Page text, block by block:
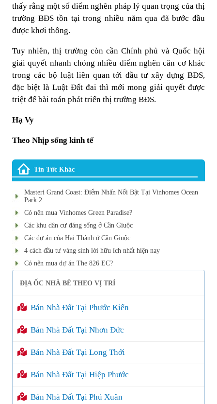
thấy rằng một số điểm nghẽn pháp lý quan trọng của thị
trường BĐS tồn tại trong nhiều năm qua đã bước đầu
được khơi thông.
Tuy nhiên, thị trường còn cần Chính phủ và Quốc hội
giải quyết nhanh chóng nhiều điểm nghẽn căn cơ khác
trong các bộ luật liên quan tới đầu tư xây dựng BĐS,
đặc biệt là Luật Đất đai thì mới mong giải quyết được
triệt để bài toán phát triển thị trường BĐS.
Hạ Vy
Theo Nhịp sống kinh tế
Tin Tức Khác
Masteri Grand Coast: Điểm Nhấn Nổi Bật Tại Vinhomes Ocean
Park 2
Có nên mua Vinhomes Green Paradise?
Các khu dân cư đáng sống ở Cần Giuộc
Các dự án của Hai Thành ở Cần Giuộc
4 cách đầu tư vàng sinh lời hữu ích nhất hiện nay
Có nên mua dự án The 826 EC?
ĐỊA ỐC NHÀ BÈ THEO VỊ TRÍ
Bán Nhà Đất Tại Phước Kiển
Bán Nhà Đất Tại Nhơn Đức
Bán Nhà Đất Tại Long Thới
Bán Nhà Đất Tại Hiệp Phước
Bán Nhà Đất Tại Phú Xuân